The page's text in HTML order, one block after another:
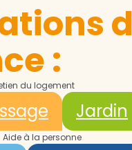
:
du logement
Jardin
Aide à la personne